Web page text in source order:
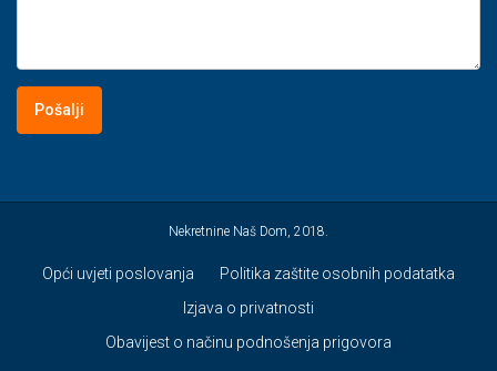
Nekretnine Naš Dom, 2018.
Opći uvjeti poslovanja
Politika zaštite osobnih podatatka
Izjava o privatnosti
Obavijest o načinu podnošenja prigovora